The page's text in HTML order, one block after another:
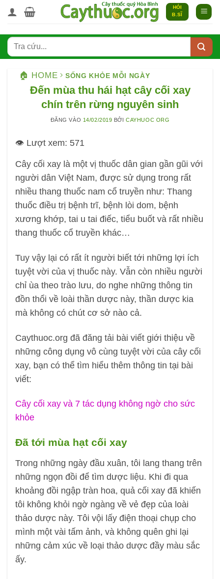
qua
dung
HỎI
B.SĨ
🏠 HOME SỐNG KHỎE MỖI NGÀY
Đến mùa thu hái hạt cây cối xay
chín trên rừng nguyên sinh
ĐĂNG VÀO 14/02/2019 BỞICAYHUOC ORG
👁️ Lượt xem: 571
Cây cối xay là một vị thuốc dân gian gần gũi với
người dân Việt Nam, được sử dụng trong rất
nhiều thang thuốc nam cổ truyền như: Thang
thuốc điều trị bệnh trĩ, bệnh lòi dom, bệnh
xương khớp, tai u tai điếc, tiểu buốt và rất nhiều
thang thuốc cổ truyền khác…
Tuy vậy lại có rất ít người biết tới những lợi ích
tuyệt vời của vị thuốc này. Vẫn còn nhiều người
chỉ ùa theo trào lưu, do nghe những thông tin
đồn thổi về loài thần dược này, thần dược kia
mà không có chút cơ sở nào cả.
Caythuoc.org đã đăng tải bài viết giới thiệu về
những công dụng vô cùng tuyệt vời của cây cối
xay, bạn có thể tìm hiểu thêm thông tin tại bài
viết:
Cây cối xay và 7 tác dụng không ngờ cho sức
khỏe
Đã tới mùa hạt cối xay
Trong những ngày đầu xuân, tôi lang thang trên
những ngọn đồi để tìm dược liệu. Khi đi qua
khoảng đồi ngập tràn hoa, quả cối xay đã khiến
tôi không khỏi ngờ ngàng về vẻ đẹp của loài
thảo dược này. Tôi vội lấy điện thoại chụp cho
mình một vài tấm ảnh, và không quên ghi lại
những cảm xúc về loại thảo dược đầy màu sắc
ấy.